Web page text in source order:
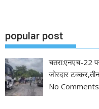
popular post
चतरा:एनएच-22
जोरदार
No Comments